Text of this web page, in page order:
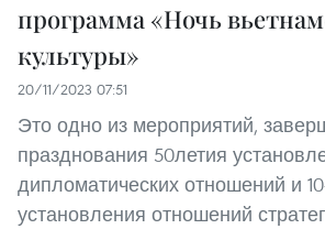
программа «Ночь
культуры»
20/11/2023 07:51
Это одно из мероприятий,
празднования 50летия
дипломатических отношений и
установления отношений